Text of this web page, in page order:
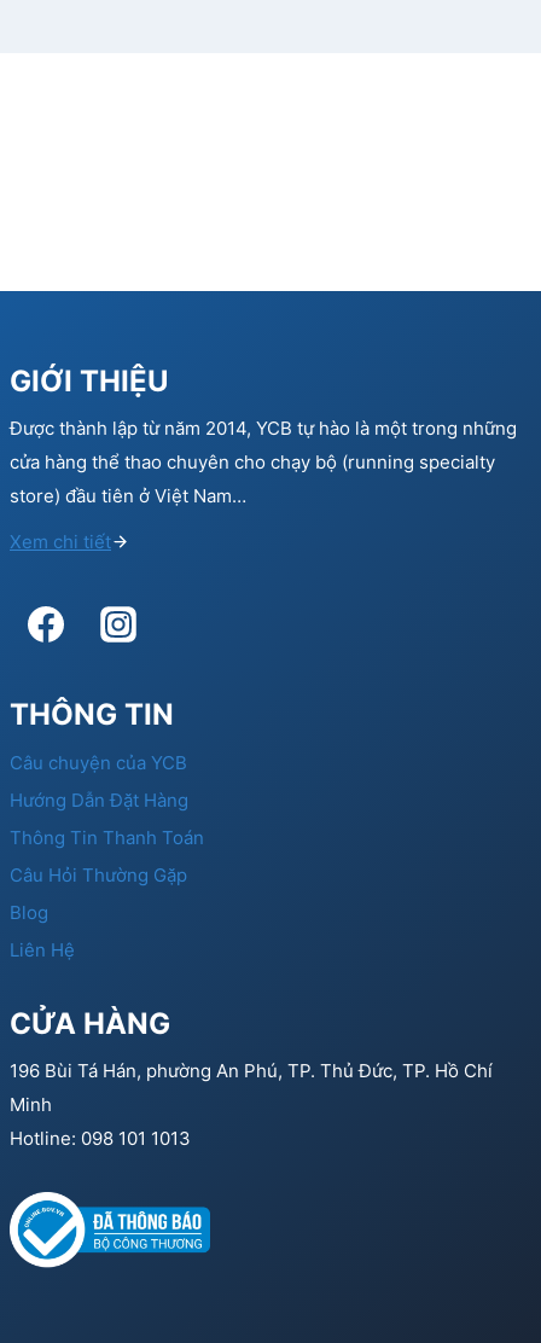
GIỚI THIỆU
Được thành lập từ năm 2014, YCB tự hào là một trong những
cửa hàng thể thao chuyên cho chạy bộ (running specialty
store) đầu tiên ở Việt Nam…
Xem chi tiết
THÔNG TIN
Câu chuyện của YCB
Hướng Dẫn Đặt Hàng
Thông Tin Thanh Toán
Câu Hỏi Thường Gặp
Blog
Liên Hệ
CỬA HÀNG
196 Bùi Tá Hán, phường An Phú, TP. Thủ Đức, TP. Hồ Chí
Minh
Hotline: 098 101 1013